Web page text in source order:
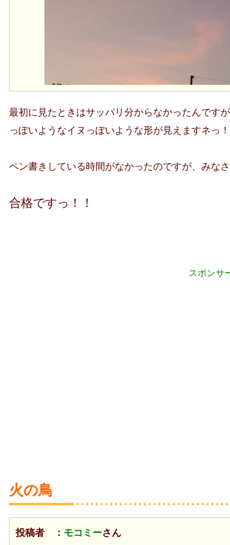
最初に見たときはサッパリ分からなかったんです
っぽいようなイヌっぽいような形が見えますネっ
ペン書きしている時間がなかったのですが、みな
合格ですっ！！
スポンサ
火の鳥
投稿者 ： モコミーさん